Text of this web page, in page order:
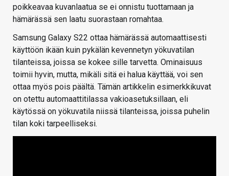
poikkeavaa kuvanlaatua se ei onnistu tuottamaan ja
hämärässä sen laatu suorastaan romahtaa.
Samsung Galaxy S22 ottaa hämärässä automaattisesti
käyttöön ikään kuin pykälän kevennetyn yökuvatilan
tilanteissa, joissa se kokee sille tarvetta. Ominaisuus
toimii hyvin, mutta, mikäli sitä ei halua käyttää, voi sen
ottaa myös pois päältä. Tämän artikkelin esimerkkikuvat
on otettu automaattitilassa vakioasetuksillaan, eli
käytössä on yökuvatila niissä tilanteissa, joissa puhelin
tilan koki tarpeelliseksi.